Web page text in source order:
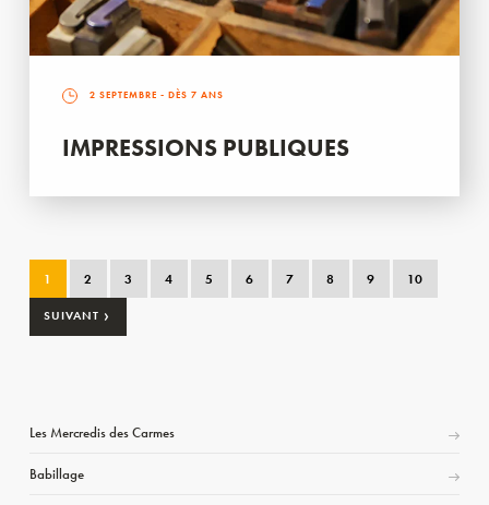
2 SEPTEMBRE - DÈS 7 ANS
IMPRESSIONS PUBLIQUES
1 2 3 4 5 6 7 8 9 10
SUIVANT ›
Les Mercredis des Carmes
Babillage